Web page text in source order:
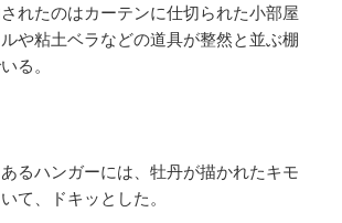
れたのはカーテンに仕切られた小部屋
や粘土ベラなどの道具が整然と並ぶ棚
る。
るハンガーには、牡丹が描かれたキモ
て、ドキッとした。